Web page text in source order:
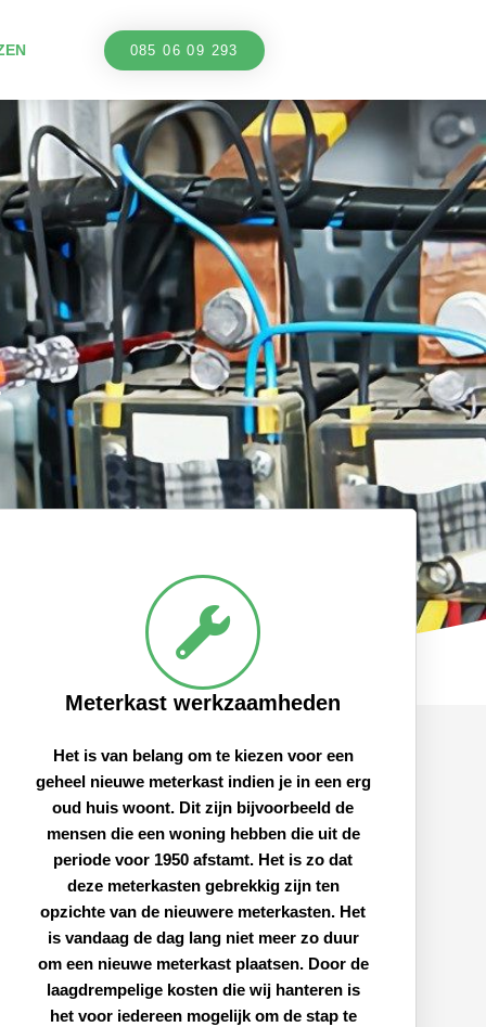
085 06 09 293
Meterkast werkzaamheden
Het is van belang om te kiezen voor een
geheel nieuwe meterkast indien je in een erg
oud huis woont. Dit zijn bijvoorbeeld de
mensen die een woning hebben die uit de
periode voor 1950 afstamt. Het is zo dat
deze meterkasten gebrekkig zijn ten
opzichte van de nieuwere meterkasten. Het
is vandaag de dag lang niet meer zo duur
om een nieuwe meterkast plaatsen. Door de
laagdrempelige kosten die wij hanteren is
het voor iedereen mogelijk om de stap te